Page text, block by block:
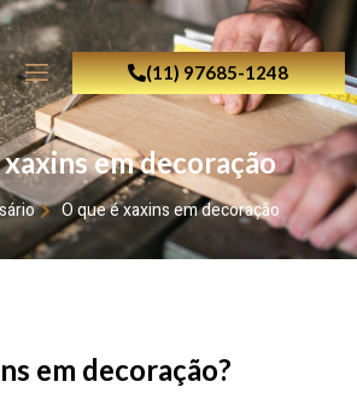
(11) 97685-1248
em decoração
O que é xaxins em decoração
em decoração?